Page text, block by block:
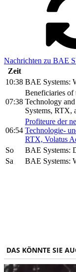
Nachrichten zu BAE
Zeit
10:38 BAE Systems:
07:38
Beneficiaries of
Technology
Systems, RTX,
06:54
Profiteure der
Technologie-
RTX, Volatus
So
BAE Systems:
Sa
BAE Systems: